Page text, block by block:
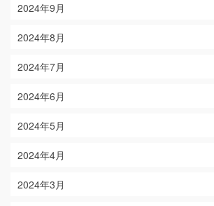
2024年9月
2024年8月
2024年7月
2024年6月
2024年5月
2024年4月
2024年3月